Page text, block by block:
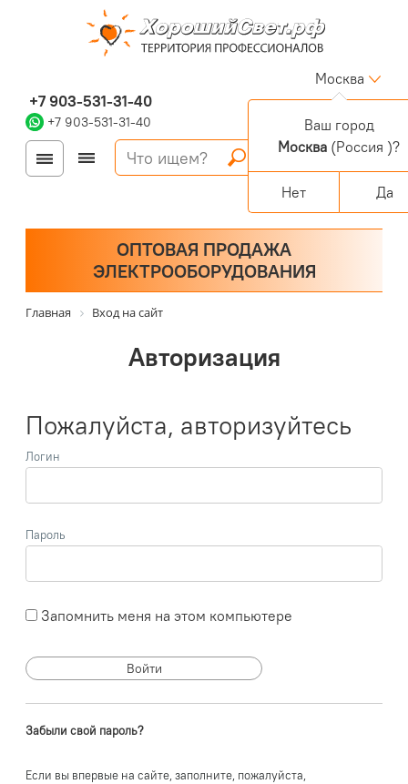
+7 903-531-31-40
+7 903-531-31-40
Москва
Войти
Регистрация
Корзина
0 позиций
Персональный раздел
ОПТОВАЯ ПРОДАЖА
ЭЛЕКТРООБОРУДОВАНИЯ
Главная Вход на сайт
Авторизация
Пожалуйста, авторизуйтесь
Логин
Пароль
Запомнить меня на этом компьютере
Забыли свой пароль?
Если вы впервые на сайте, заполните, пожалуйста,
Ваш город
Москва (Россия )?
Нет Да